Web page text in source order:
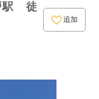
駅 徒
追加